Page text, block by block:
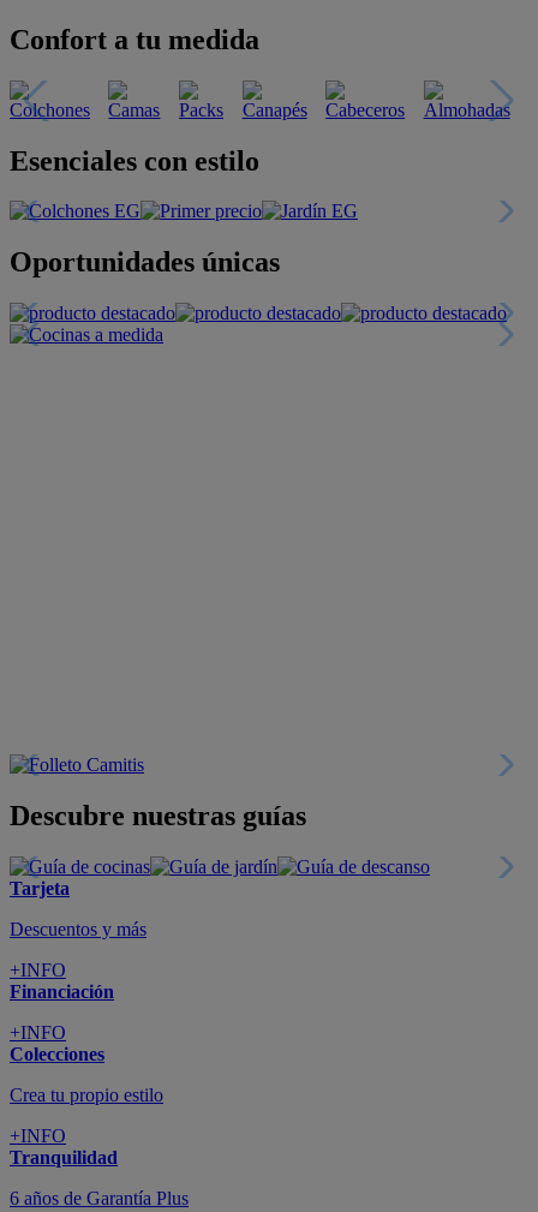
Confort a tu medida
Esenciales con estilo
Oportunidades únicas
Descubre nuestras guías
Tarjeta
Descuentos y más
+INFO
Financiación
+INFO
Colecciones
Crea tu propio estilo
+INFO
Tranquilidad
6 años de Garantía Plus